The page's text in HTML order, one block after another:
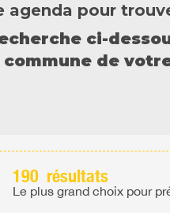
agenda pour
ci-
de
190 résultats
Le plus grand choix pour